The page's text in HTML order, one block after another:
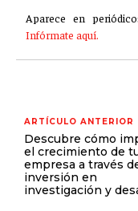
Aparece en
Infórmate aquí.
ARTÍCULO ANTERIOR
Descubre cómo
el crecimiento de
empresa a través
inversión en
investigación y